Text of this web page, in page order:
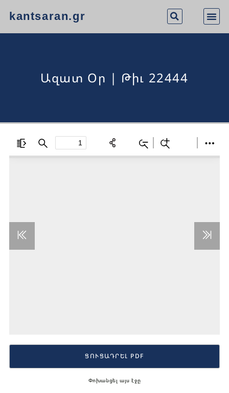
kantsaran.gr
Ազատ Օր | Թիւ 22444
Փոխանցել այս էջը
ՑՈՒՑԱԴՐԵԼ PDF